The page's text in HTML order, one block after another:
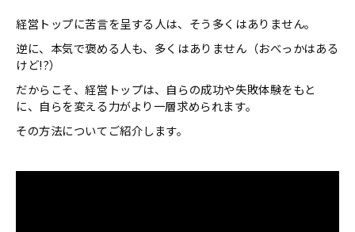
経営トップに苦言を呈する人は、そう多くはありません。
逆に、本気で褒める人も、多くはありません（おべっかはある
けど!?）
だからこそ、経営トップは、自らの成功や失敗体験をもと
に、自らを変える力がより一層求められます。
その方法についてご紹介します。